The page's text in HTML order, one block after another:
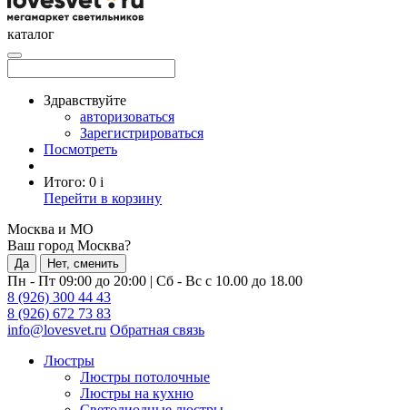
каталог
Здравствуйте
авторизоваться
Зарегистрироваться
Посмотреть
Итого: 0 i
Перейти в корзину
Москва и МО
Ваш город Москва?
Да Нет, сменить
Пн - Пт 09:00 до 20:00 | Сб - Вс с 10.00 до 18.00
8 (926) 300 44 43
8 (926) 672 73 83
info@lovesvet.ru Обратная связь
Люстры
Люстры потолочные
Люстры на кухню